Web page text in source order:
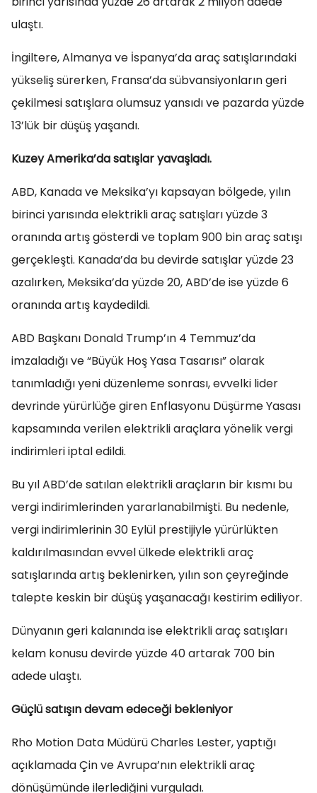
ulaştı.
İngiltere, Almanya ve İspanya’da araç satışlarındaki
yükseliş sürerken, Fransa’da sübvansiyonların geri
çekilmesi satışlara olumsuz yansıdı ve pazarda yüzde
13’lük bir düşüş yaşandı.
Kuzey Amerika’da satışlar yavaşladı.
ABD, Kanada ve Meksika’yı kapsayan bölgede, yılın
birinci yarısında elektrikli araç satışları yüzde 3
oranında artış gösterdi ve toplam 900 bin araç satışı
gerçekleşti. Kanada’da bu devirde satışlar yüzde 23
azalırken, Meksika’da yüzde 20, ABD’de ise yüzde 6
oranında artış kaydedildi.
ABD Başkanı Donald Trump’ın 4 Temmuz’da
imzaladığı ve “Büyük Hoş Yasa Tasarısı” olarak
tanımladığı yeni düzenleme sonrası, evvelki lider
devrinde yürürlüğe giren Enflasyonu Düşürme Yasası
kapsamında verilen elektrikli araçlara yönelik vergi
indirimleri iptal edildi.
Bu yıl ABD’de satılan elektrikli araçların bir kısmı bu
vergi indirimlerinden yararlanabilmişti. Bu nedenle,
vergi indirimlerinin 30 Eylül prestijiyle yürürlükten
kaldırılmasından evvel ülkede elektrikli araç
satışlarında artış beklenirken, yılın son çeyreğinde
talepte keskin bir düşüş yaşanacağı kestirim ediliyor.
Dünyanın geri kalanında ise elektrikli araç satışları
kelam konusu devirde yüzde 40 artarak 700 bin
adede ulaştı.
Güçlü satışın devam edeceği bekleniyor
Rho Motion Data Müdürü Charles Lester, yaptığı
açıklamada Çin ve Avrupa’nın elektrikli araç
dönüşümünde ilerlediğini vurguladı.